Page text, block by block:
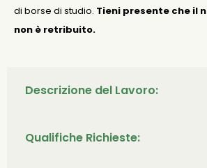
di borse di studio. Tieni presente che il
non è retribuito.
Descrizione del Lavoro:
Qualifiche Richieste: